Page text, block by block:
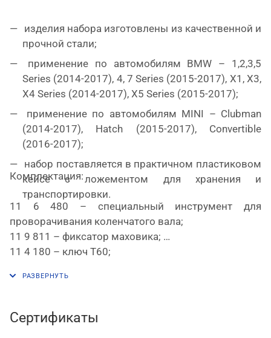
прочной стали;
Series (2014-2017), 4, 7 Series (2015-2017), X1, X3,
X4 Series (2014-2017), X5 Series (2015-2017);
(2014-2017), Hatch (2015-2017), Convertible
(2016-2017);
кейсе с ложементом для хранения и
транспортировки.
Комплектация:
11 6 480 – специальный инструмент для
проворачивания коленчатого вала;
11 9 811 – фиксатор маховика;
11 4 180 – ключ T60;
Сертификаты